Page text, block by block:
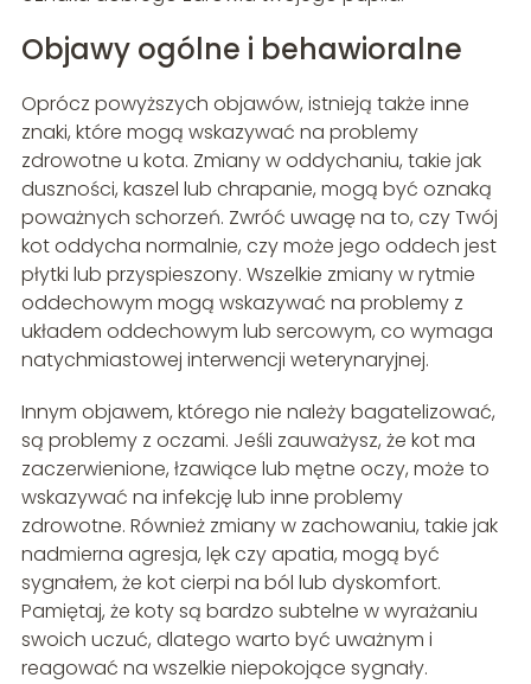
Objawy ogólne i behawioralne
Oprócz powyższych objawów, istnieją także inne
znaki, które mogą wskazywać na problemy
zdrowotne u kota. Zmiany w oddychaniu, takie jak
duszności, kaszel lub chrapanie, mogą być oznaką
poważnych schorzeń. Zwróć uwagę na to, czy Twój
kot oddycha normalnie, czy może jego oddech jest
płytki lub przyspieszony. Wszelkie zmiany w rytmie
oddechowym mogą wskazywać na problemy z
układem oddechowym lub sercowym, co wymaga
natychmiastowej interwencji weterynaryjnej.
Innym objawem, którego nie należy bagatelizować,
są problemy z oczami. Jeśli zauważysz, że kot ma
zaczerwienione, łzawiące lub mętne oczy, może to
wskazywać na infekcję lub inne problemy
zdrowotne. Również zmiany w zachowaniu, takie jak
nadmierna agresja, lęk czy apatia, mogą być
sygnałem, że kot cierpi na ból lub dyskomfort.
Pamiętaj, że koty są bardzo subtelne w wyrażaniu
swoich uczuć, dlatego warto być uważnym i
reagować na wszelkie niepokojące sygnały.